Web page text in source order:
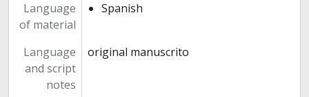
Language
of material
Spanish
Language
and script
notes
original manuscrito